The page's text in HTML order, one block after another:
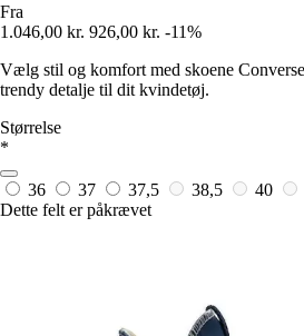
Fra
1.046,00 kr. 926,00 kr. -11%
Vælg stil og komfort med skoene
trendy detalje til dit kvindetøj.
Størrelse
*
36 37 37,5 38,5 40
Dette felt er påkrævet